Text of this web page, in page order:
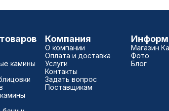
камины
Компания
О компании
Оплата и доставка
Услуги
Контакты
Задать вопрос
Поставщикам
Магазин
Фото
Блог